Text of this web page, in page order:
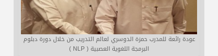
عودة رائعة للمدرب حمزة الدوسري لعالم التدريب من خلال دورة دبلوم
البرمجة اللغوية العصبية ( NLP )